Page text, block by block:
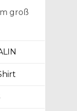
groß